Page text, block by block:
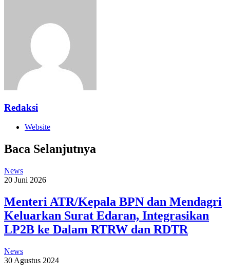
Redaksi
Website
Baca Selanjutnya
News
20 Juni 2026
Menteri ATR/Kepala BPN dan Mendagri
Keluarkan Surat Edaran, Integrasikan
LP2B ke Dalam RTRW dan RDTR
News
30 Agustus 2024